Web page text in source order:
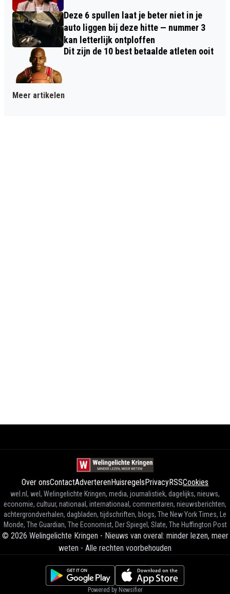
Deze 6 spullen laat je beter niet in je
auto liggen bij deze hitte — nummer 3
kan letterlijk ontploffen
Dit zijn de 10 best betaalde atleten ooit
Meer artikelen
Over onsContactAdverterenHuisregelsPrivacyRSSCookies
wel.nl, wel, Welingelichte Kringen, media, journalistiek, dagelijks, nieuws,
economie, cultuur, nationaal, internationaal, commentaren, nieuwsberichten,
achtergrondverhalen, dagbladen, tijdschriften, blogs, The New York Times, Le
Monde, The Guardian, The Economist, Der Spiegel, Slate, The Huffington Post
© 2026 Welingelichte Kringen - Nieuws van overal: minder lezen, meer
weten - Alle rechten voorbehouden
Powered by Newsifier